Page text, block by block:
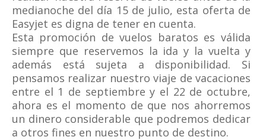
medianoche del día 15 de julio, esta oferta de
Easyjet es digna de tener en cuenta.
Esta promoción de vuelos baratos es válida
siempre que reservemos la ida y la vuelta y
además está sujeta a disponibilidad. Si
pensamos realizar nuestro viaje de vacaciones
entre el 1 de septiembre y el 22 de octubre,
ahora es el momento de que nos ahorremos
un dinero considerable que podremos dedicar
a otros fines en nuestro punto de destino.